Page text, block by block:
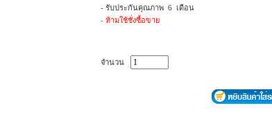
- รับประกันคุณภาพ 6 เดือน
- ห้ามใช้ชั่งซื้อขาย
จำนวน